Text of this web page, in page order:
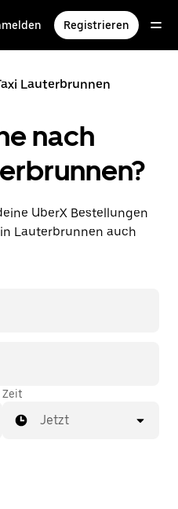
Registrieren
Lauterbrunnen
nach
UberX Bestellungen
Lauterbrunnen auch
zugewiesen werden. In
während du mit
kannst du in der
wenn du sicher
für deine Fahrt
Zeit
Jetzt